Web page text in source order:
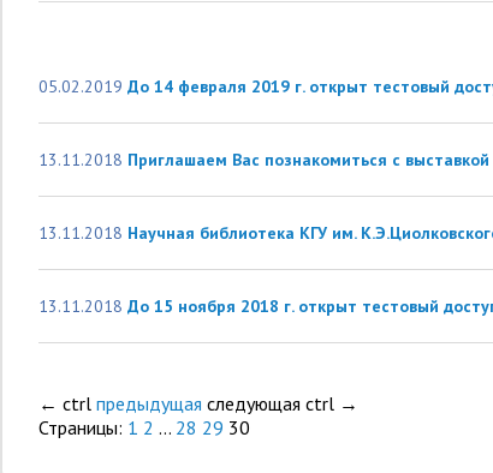
05.02.2019 До 14 февраля 2019 г. открыт тестовый
13.11.2018 Приглашаем Вас познакомиться с
13.11.2018 Научная библиотека КГУ им.
13.11.2018 До 15 ноября 2018 г. открыт тестовый
← ctrl предыдущая следующая ctrl →
Страницы: 1 2 ... 28 29 30